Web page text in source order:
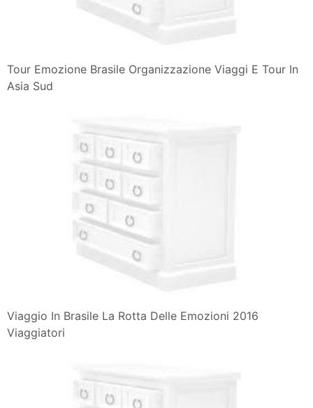
Tour Emozione Brasile Organizzazione Viaggi E Tour In
Asia Sud
Viaggio In Brasile La Rotta Delle Emozioni 2016
Viaggiatori